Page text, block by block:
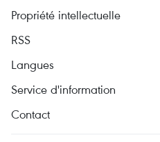
Propriété intellectuelle
RSS
Langues
Service d'information
Contact